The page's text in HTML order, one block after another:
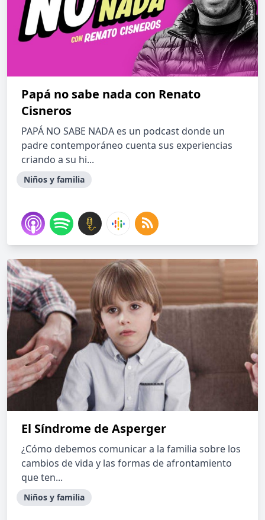
Papá no sabe nada con Renato
Cisneros
PAPÁ NO SABE NADA es un podcast donde un
padre contemporáneo cuenta sus experiencias
criando a su hi...
Niños y familia
El Síndrome de Asperger
¿Cómo debemos comunicar a la familia sobre los
cambios de vida y las formas de afrontamiento
que ten...
Niños y familia